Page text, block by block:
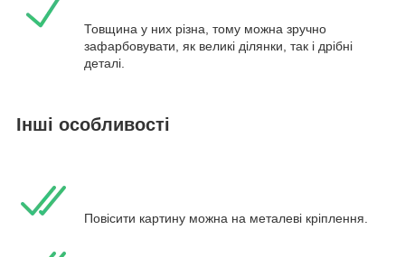
Товщина у них різна, тому можна зручно
зафарбовувати, як великі ділянки, так і дрібні
деталі.
Інші особливості
Повісити картину можна на металеві кріплення.